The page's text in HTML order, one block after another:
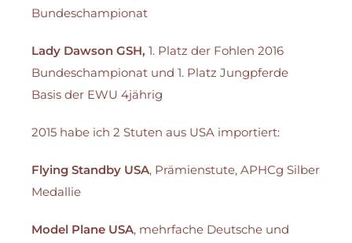
Bundeschampionat
Lady Dawson GSH, 1. Platz der Fohlen 2016
Bundeschampionat und 1. Platz Jungpferde
Basis der EWU 4jährig
2015 habe ich 2 Stuten aus USA importiert:
Flying Standby USA, Prämienstute, APHCg Silber
Medallie
Model Plane USA, mehrfache Deutsche und